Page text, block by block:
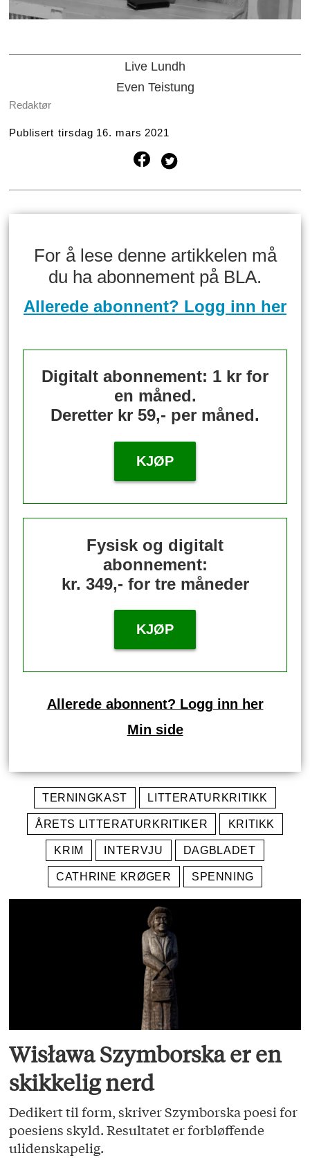
Live Lundh
Even Teistung
Redaktør
Publisert tirsdag 16. mars 2021
For å lese denne artikkelen må
du ha abonnement på BLA.
Allerede abonnent? Logg inn her
Digitalt abonnement: 1 kr for
en måned.
Deretter kr 59,- per måned.
KJØP
Fysisk og digitalt
abonnement:
kr. 349,- for tre måneder
KJØP
Allerede abonnent? Logg inn her
Min side
TERNINGKAST LITTERATURKRITIKK
ÅRETS LITTERATURKRITIKER KRITIKK
KRIM INTERVJU DAGBLADET
CATHRINE KRØGER SPENNING
Wisława Szymborska er en
skikkelig nerd
Dedikert til form, skriver Szymborska poesi for
poesiens skyld. Resultatet er forbløffende
ulidenskapelig.